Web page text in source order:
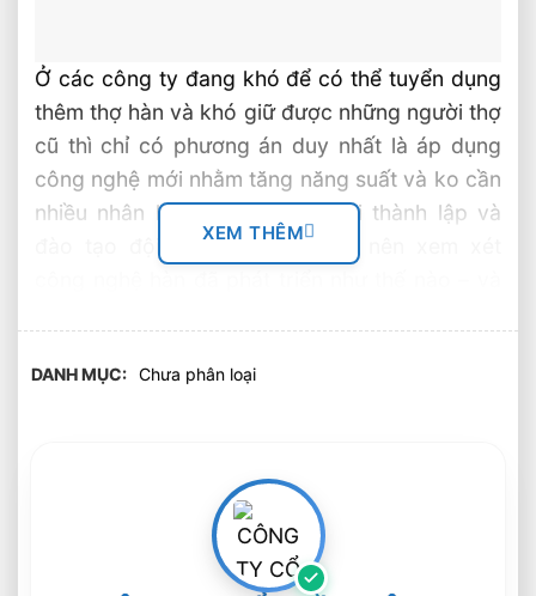
Ở các công ty đang khó để có thể tuyển dụng
thêm thợ hàn và khó giữ được những người thợ
cũ thì chỉ có phương án duy nhất là áp dụng
công nghệ mới nhằm tăng năng suất và ko cần
nhiều nhân lực như hiện tại. Khi thành lập và
đào tạo đội hàn, các công ty nên xem xét
vì tiếp tục làm theo những phương pháp
thể mang lại nhiều lợi ích và năng suất so với
các quy trình hàn cũ.
XEM THÊM
DANH MỤC Chưa phân loại